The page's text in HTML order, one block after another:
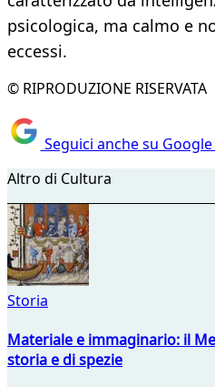
psicologica, ma calmo e
eccessi.
© RIPRODUZIONE RISERVATA
Seguici anche su
Altro di Cultura
Storia
Materiale e immaginario: il
storia e di spezie